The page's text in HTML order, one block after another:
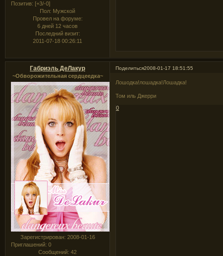
Позитив: [+3/-0]
Пол: Мужской
Провел на форуме:
6 дней 12 часов
Последний визит:
2011-07-18 00:26:11
Поделиться2008-01-17 18:51:55
Габриэль ДеЛакур
~Обворожительная сердцеедка~
Зарегистрирован: 2008-01-16
Приглашений: 0
Сообщений: 42
Лошодка!лошадка!Лошадка!
Том иль Джерри
0